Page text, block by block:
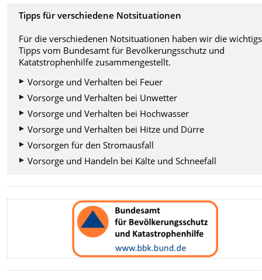
Tipps für verschiedene Notsituationen
Für die verschiedenen Notsituationen haben wir die
Tipps vom Bundesamt für Bevölkerungsschutz und
Katatstrophenhilfe zusammengestellt.
Vorsorge und Verhalten bei Feuer
Vorsorge und Verhalten bei Unwetter
Vorsorge und Verhalten bei Hochwasser
Vorsorge und Verhalten bei Hitze und Dürre
Vorsorgen für den Stromausfall
Vorsorge und Handeln bei Kälte und Schneefall